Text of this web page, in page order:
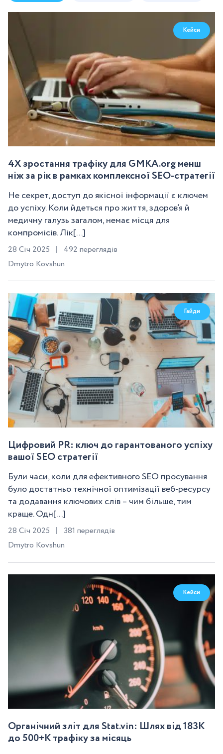
Кейси
4X зростання трафіку для GMKA.org менш
ніж за рік в рамках комплексної SEO-стратегії
Не секрет, доступ до якісної інформації є ключем
до успіху. Коли йдеться про життя, здоров’я й
медичну галузь загалом, немає місця для
компромісів. Лік[...]
28 Січ 2025
492 переглядів
Dmytro Kovshun
Гайди
Цифровий PR: ключ до гарантованого успіху
вашої SEO стратегії
Були часи, коли для ефективного SEO просування
було достатньо технічної оптимізації веб-ресурсу
та додавання ключових слів – чим більше, тим
краще. Одн[...]
28 Січ 2025
381 переглядів
Dmytro Kovshun
Кейси
Органічний зліт для Stat.vin: Шлях від 183K
до 500+K трафіку за місяць